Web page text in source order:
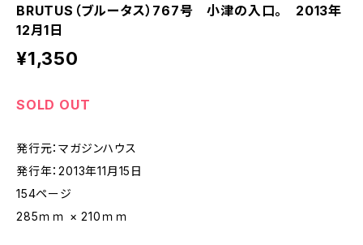
BRUTUS（ブルータス）767号 小津の入口。 2013年
12月1日
¥1,350
SOLD OUT
発行元：マガジンハウス
発行年：2013年11月15日
154ページ
285ｍｍ × 210ｍｍ